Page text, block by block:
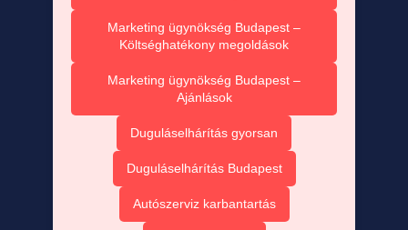
Marketing ügynökség Budapest –
Költséghatékony megoldások
Marketing ügynökség Budapest –
Ajánlások
Duguláselhárítás gyorsan
Duguláselhárítás Budapest
Autószerviz karbantartás